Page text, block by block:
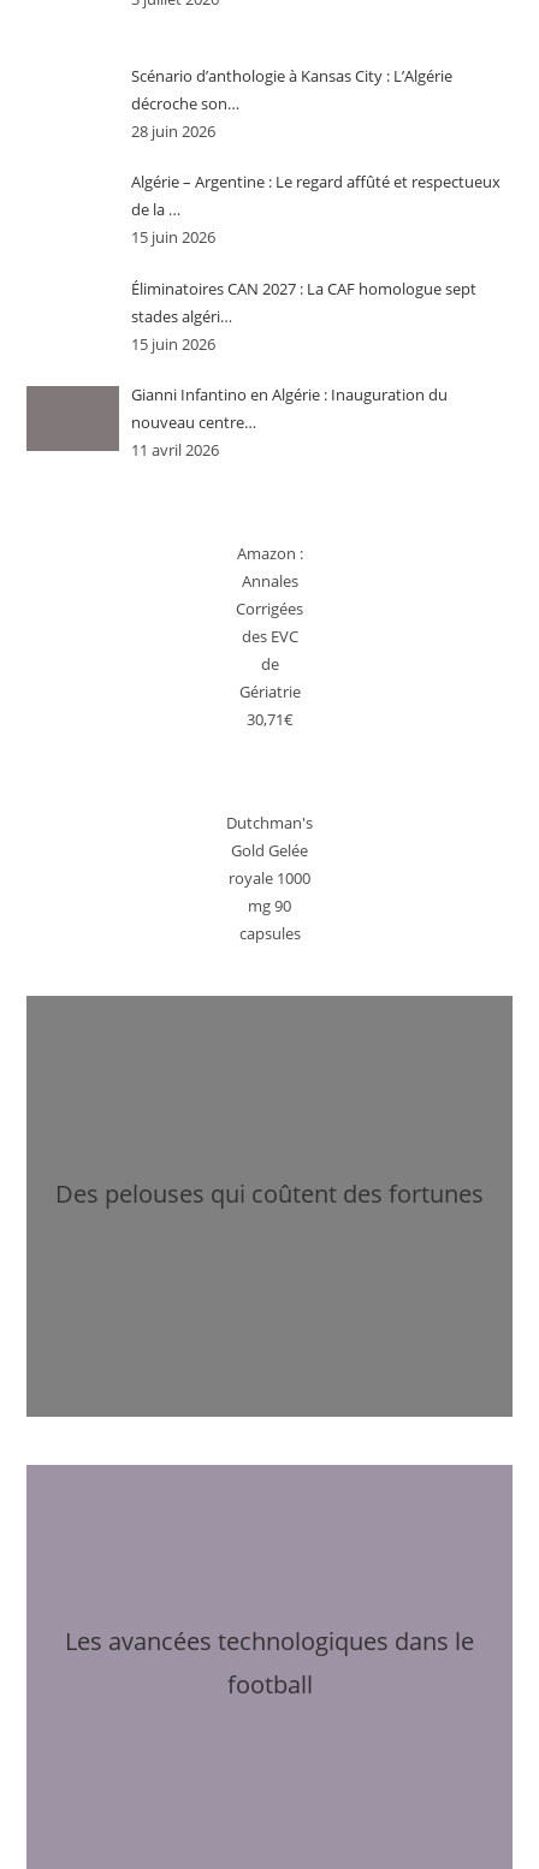
Scénario d’anthologie à Kansas City : L’Algérie
décroche son…
28 juin 2026
Algérie – Argentine : Le regard affûté et respectueux
de la …
15 juin 2026
Éliminatoires CAN 2027 : La CAF homologue sept
stades algéri…
15 juin 2026
Gianni Infantino en Algérie : Inauguration du
nouveau centre…
11 avril 2026
Amazon :
Annales
Corrigées
des EVC
de
Gériatrie
30,71€
Dutchman's
Gold Gelée
royale 1000
mg 90
capsules
Des pelouses qui coûtent des fortunes
Les avancées technologiques dans le
football